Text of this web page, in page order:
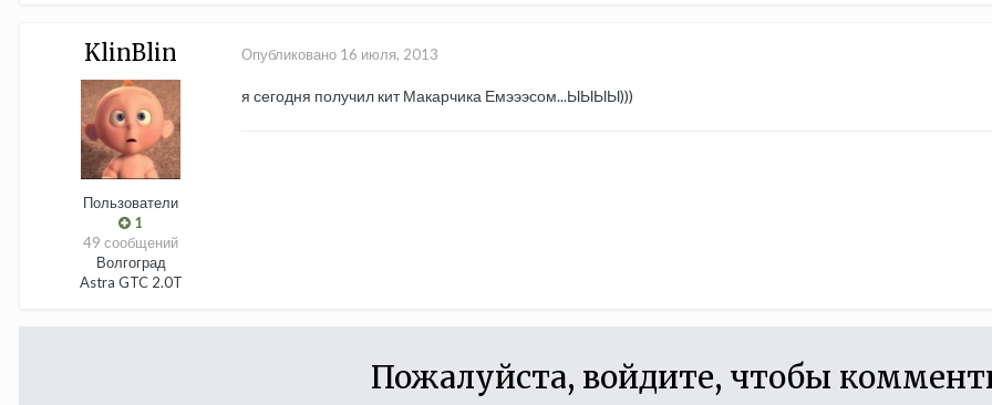
KlinBlin
Пользователи
1
49 сообщений
Волгоград
Astra GTC 2.0T
Опубликовано 16 июля, 2013
я сегодня получил кит Макарчика Емэээсом...ЫЫЫЫ)))
Пожалуйста, войдите, чтобы